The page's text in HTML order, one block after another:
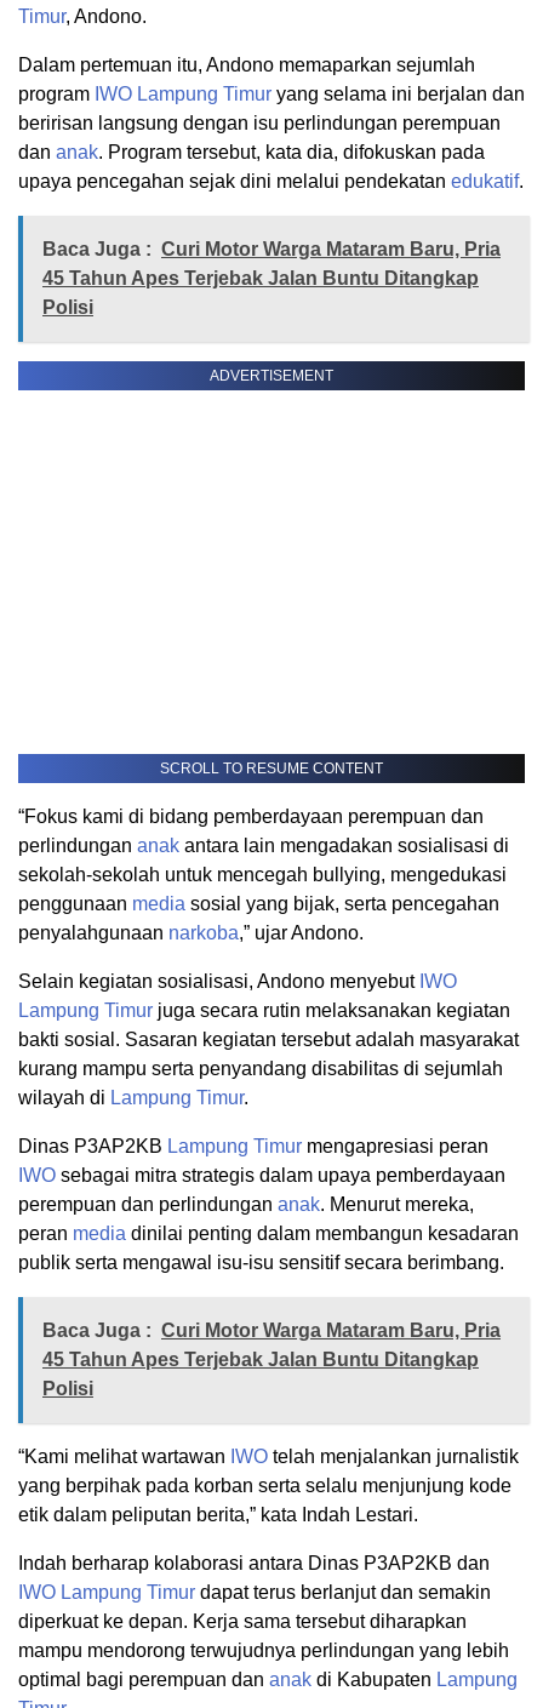
Timur, Andono.
Dalam pertemuan itu, Andono memaparkan sejumlah
program IWO Lampung Timur yang selama ini berjalan dan
beririsan langsung dengan isu perlindungan perempuan
dan anak. Program tersebut, kata dia, difokuskan pada
upaya pencegahan sejak dini melalui pendekatan edukatif.
Baca Juga : Curi Motor Warga Mataram Baru, Pria
45 Tahun Apes Terjebak Jalan Buntu Ditangkap
Polisi
ADVERTISEMENT
SCROLL TO RESUME CONTENT
“Fokus kami di bidang pemberdayaan perempuan dan
perlindungan anak antara lain mengadakan sosialisasi di
sekolah-sekolah untuk mencegah bullying, mengedukasi
penggunaan media sosial yang bijak, serta pencegahan
penyalahgunaan narkoba,” ujar Andono.
Selain kegiatan sosialisasi, Andono menyebut IWO
Lampung Timur juga secara rutin melaksanakan kegiatan
bakti sosial. Sasaran kegiatan tersebut adalah masyarakat
kurang mampu serta penyandang disabilitas di sejumlah
wilayah di Lampung Timur.
Dinas P3AP2KB Lampung Timur mengapresiasi peran
IWO sebagai mitra strategis dalam upaya pemberdayaan
perempuan dan perlindungan anak. Menurut mereka,
peran media dinilai penting dalam membangun kesadaran
publik serta mengawal isu-isu sensitif secara berimbang.
Baca Juga : Curi Motor Warga Mataram Baru, Pria
45 Tahun Apes Terjebak Jalan Buntu Ditangkap
Polisi
“Kami melihat wartawan IWO telah menjalankan jurnalistik
yang berpihak pada korban serta selalu menjunjung kode
etik dalam peliputan berita,” kata Indah Lestari.
Indah berharap kolaborasi antara Dinas P3AP2KB dan
IWO Lampung Timur dapat terus berlanjut dan semakin
diperkuat ke depan. Kerja sama tersebut diharapkan
mampu mendorong terwujudnya perlindungan yang lebih
optimal bagi perempuan dan anak di Kabupaten Lampung